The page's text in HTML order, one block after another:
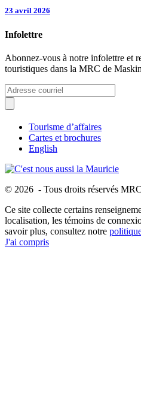
23 avril 2026
Infolettre
Abonnez-vous à notre infolettre et
touristiques dans la MRC de
Tourisme d’affaires
Cartes et brochures
English
© 2026 - Tous droits réservés
Ce site collecte certains
localisation, les témoins de
savoir plus, consultez notre
J'ai compris